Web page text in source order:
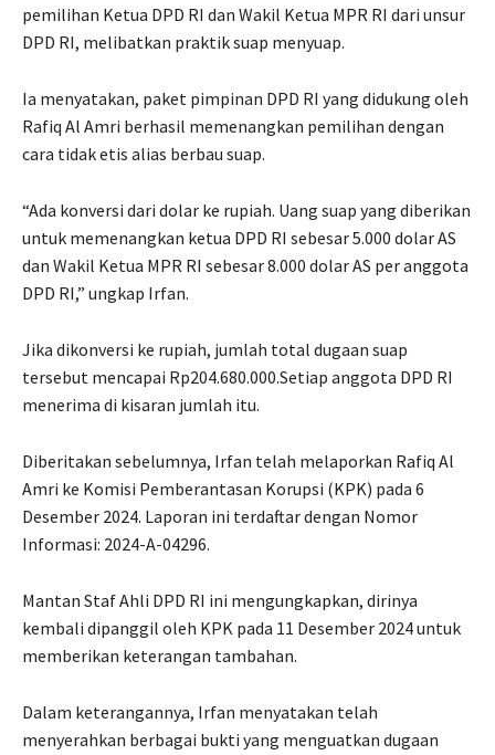
pemilihan Ketua DPD RI dan Wakil Ketua MPR RI dari unsur
DPD RI, melibatkan praktik suap menyuap.
Ia menyatakan, paket pimpinan DPD RI yang didukung oleh
Rafiq Al Amri berhasil memenangkan pemilihan dengan
cara tidak etis alias berbau suap.
“Ada konversi dari dolar ke rupiah. Uang suap yang diberikan
untuk memenangkan ketua DPD RI sebesar 5.000 dolar AS
dan Wakil Ketua MPR RI sebesar 8.000 dolar AS per anggota
DPD RI,” ungkap Irfan.
Jika dikonversi ke rupiah, jumlah total dugaan suap
tersebut mencapai Rp204.680.000.Setiap anggota DPD RI
menerima di kisaran jumlah itu.
Diberitakan sebelumnya, Irfan telah melaporkan Rafiq Al
Amri ke Komisi Pemberantasan Korupsi (KPK) pada 6
Desember 2024. Laporan ini terdaftar dengan Nomor
Informasi: 2024-A-04296.
Mantan Staf Ahli DPD RI ini mengungkapkan, dirinya
kembali dipanggil oleh KPK pada 11 Desember 2024 untuk
memberikan keterangan tambahan.
Dalam keterangannya, Irfan menyatakan telah
menyerahkan berbagai bukti yang menguatkan dugaan